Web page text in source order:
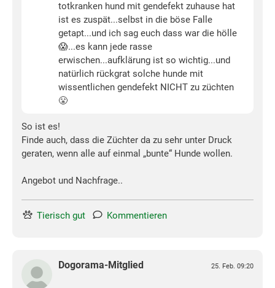
totkranken hund mit gendefekt zuhause hat
ist es zuspät...selbst in die böse Falle
getapt...und ich sag euch dass war die hölle
😱...es kann jede rasse
erwischen...aufklärung ist so wichtig...und
natürlich rückgrat solche hunde mit
wissentlichen gendefekt NICHT zu züchten
😤
So ist es!
Finde auch, dass die Züchter da zu sehr unter Druck
geraten, wenn alle auf einmal „bunte“ Hunde wollen.
Angebot und Nachfrage..
Tierisch gut Kommentieren
Dogorama-Mitglied 25. Feb. 09:20